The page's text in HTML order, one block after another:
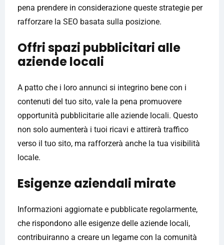
pena prendere in considerazione queste strategie per
rafforzare la SEO basata sulla posizione.
Offri spazi pubblicitari alle
aziende locali
A patto che i loro annunci si integrino bene con i
contenuti del tuo sito, vale la pena promuovere
opportunità pubblicitarie alle aziende locali. Questo
non solo aumenterà i tuoi ricavi e attirerà traffico
verso il tuo sito, ma rafforzerà anche la tua visibilità
locale.
Esigenze aziendali mirate
Informazioni aggiornate e pubblicate regolarmente,
che rispondono alle esigenze delle aziende locali,
contribuiranno a creare un legame con la comunità